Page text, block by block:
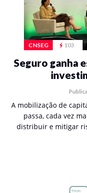
CNSEG 103
Seguro ganha
A mobilização de
passa, cada vez
distribuir e mitigar